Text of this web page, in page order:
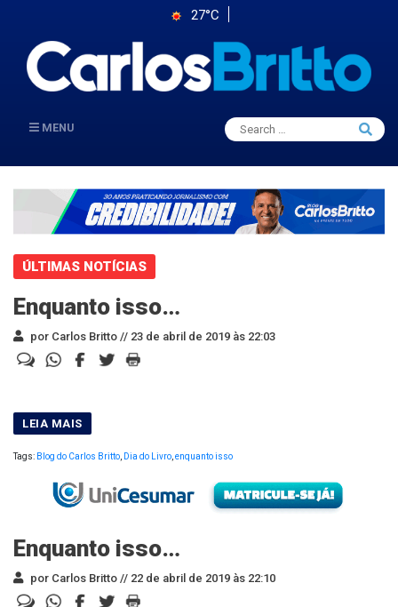
27°C
MENU
Search
for:
Search
ÚLTIMAS NOTÍCIAS
Enquanto isso…
por Carlos Britto // 23 de abril de 2019 às 22:03
Tags: Blog do Carlos Britto Dia do Livro enquanto isso
Enquanto isso…
por Carlos Britto // 22 de abril de 2019 às 22:10